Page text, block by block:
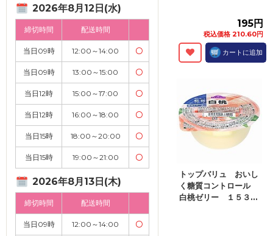
2026年8月12日(水)
締切時間 配送時間
当日09時 12:00～14:00 〇
当日09時 13:00～15:00 〇
当日12時 15:00～17:00 〇
当日12時 16:00～18:00 〇
当日15時 18:00～20:00 〇
当日15時 19:00～21:00 〇
2026年8月13日(木)
締切時間 配送時間
当日09時 12:00～14:00 〇
195円
税込価格 210.60円
カートに追加
トップバリュ おいし
く糖質コントロール
白桃ゼリー １５３...